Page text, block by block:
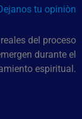
tu opiniòn
del proceso
durante el
espiritual.